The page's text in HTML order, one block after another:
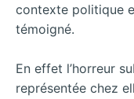
contexte politique
témoigné.
En effet l’horreur
représentée chez